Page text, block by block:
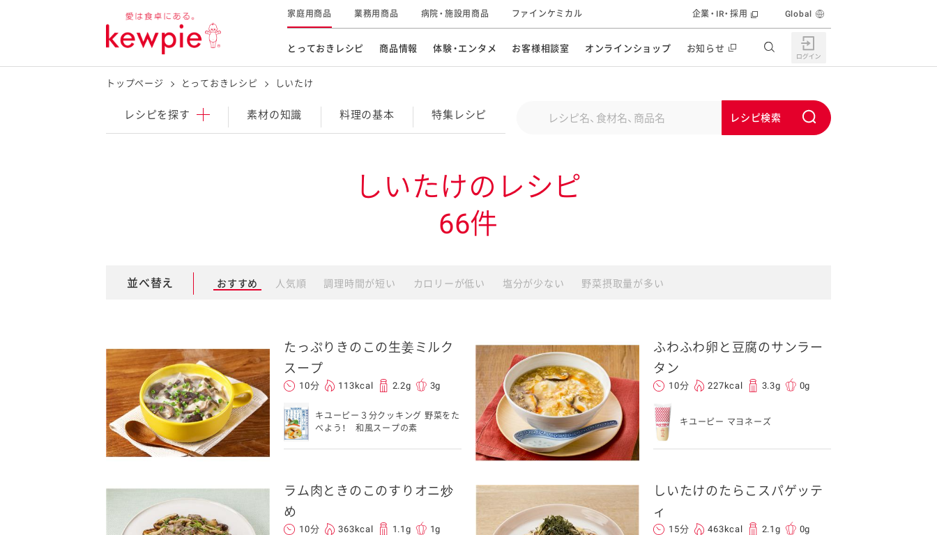
とっておきレシピ
特集レシピ
おすすめの特設サイト
キユーピー マヨネーズキッチン
おうちでミールストック
商品情報
ドレッシングなど
料理の素・調理ソース
卵関連品 介護食
ベビーフード・幼児食
サプリメントなど
ジャム、スプレッドなど
その他の商品サイト
体験・エンタメ
深谷テラス ヤサイな
仲間たちファーム
おたのしみコンテンツ
キユーピー３分
クッキング
テレビ・ラジオ
キャンペーン・イベント
お客様相談室 オンラインショップ
キユーピーウエルネス
お知らせ
家庭用商品 業務用商品 病院・施設用商品 ファインケミカル 企業・IR・採用
企業情報 グループの事業
サステナビリティ 研究開発
Global
トップページ とっておきレシピ しいたけ
レシピを探す 素材の知識 料理の基本 特集 レシピ
しいたけのレシピ
66件
並べ替え おすすめ 人気順 調理時間が短い カロリーが低い 塩分が少ない 野菜摂取量が多い
たっぷりきのこの生姜ミルク
スープ
10分 113kcal 2.2g 3g
キユーピー３分クッキング 野菜をた
べよう！ 和風スープの素
ふわふわ卵と豆腐のサンラー
タン
10分 227kcal 3.3g 0g
キユーピー マヨネーズ
ラム肉ときのこのすりオニ炒
め
10分 363kcal 1.1g 1g
しいたけのたらこスパゲッテ
ィ
15分 463kcal 2.1g 0g